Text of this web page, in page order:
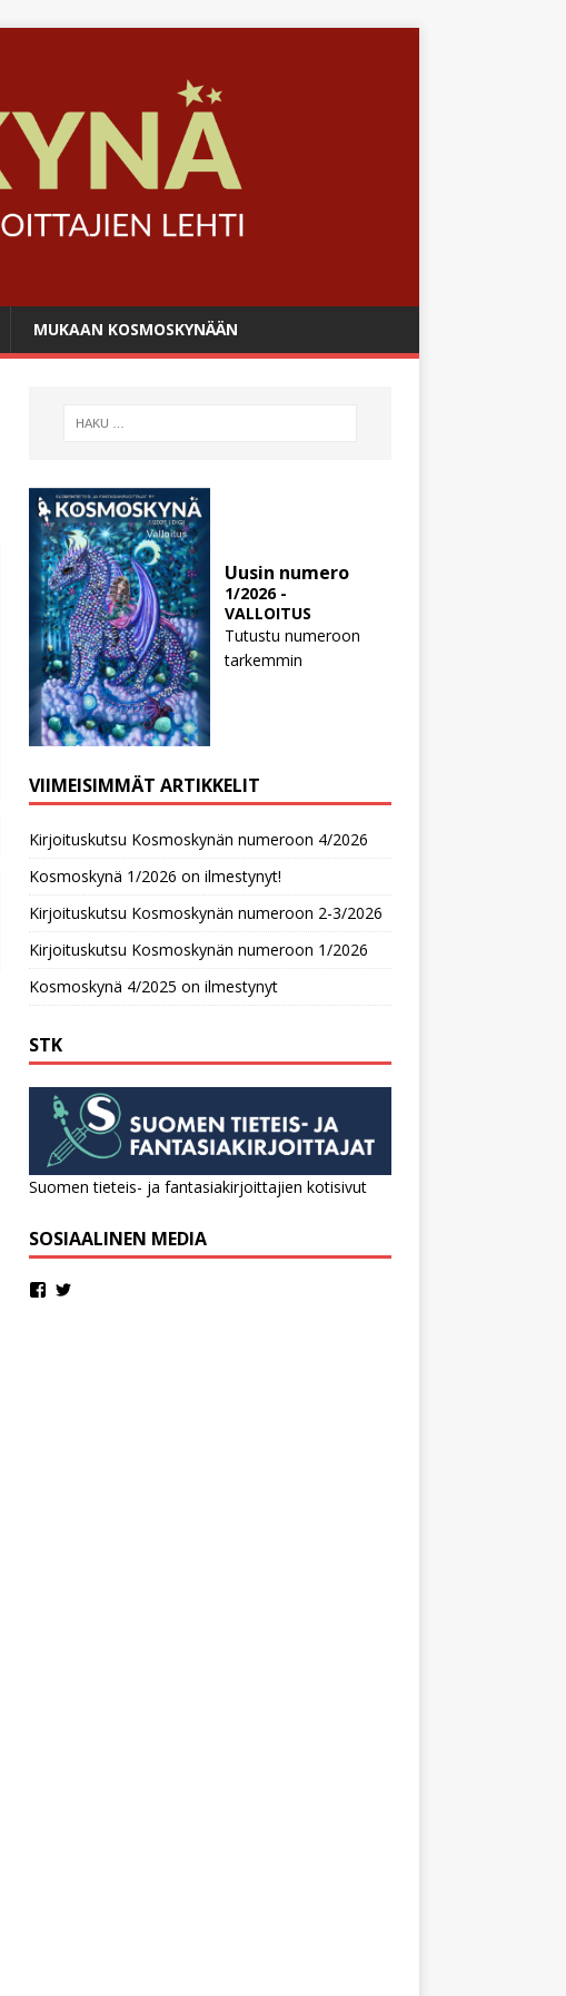
MUKAAN KOSMOSKYNÄÄN
Uusin numero
1/2026 -
VALLOITUS
Tutustu numeroon
tarkemmin
VIIMEISIMMÄT ARTIKKELIT
Kirjoituskutsu Kosmoskynän numeroon 4/2026
Kosmoskynä 1/2026 on ilmestynyt!
Kirjoituskutsu Kosmoskynän numeroon 2-3/2026
Kirjoituskutsu Kosmoskynän numeroon 1/2026
Kosmoskynä 4/2025 on ilmestynyt
STK
Suomen tieteis- ja fantasiakirjoittajien kotisivut
SOSIAALINEN MEDIA